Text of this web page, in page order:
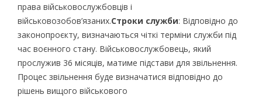
права військовослужбовців і
військовозобов’язаних.Строки служби: Відповідно до
законопроєкту, визначаються чіткі терміни служби під
час воєнного стану. Військовослужбовець, який
прослужив 36 місяців, матиме підстави для звільнення.
Процес звільнення буде визначатися відповідно до
рішень вищого військового